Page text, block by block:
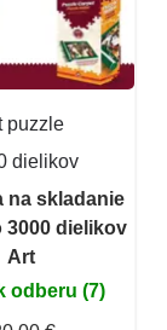
puzzle
dielikov
na skladanie
3000 dielikov
Art
odberu (7)